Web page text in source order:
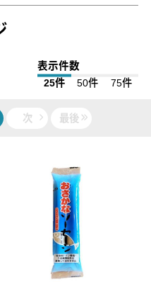
表示件数
25件
50件 75件
次 最後